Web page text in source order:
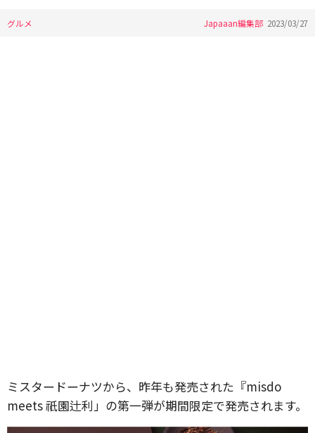
グルメ Japaaan編集部 2023/03/27
ミスタードーナツから、昨年も発売された『misdo
meets 祇園辻利」の第一弾が期間限定で発売されます。